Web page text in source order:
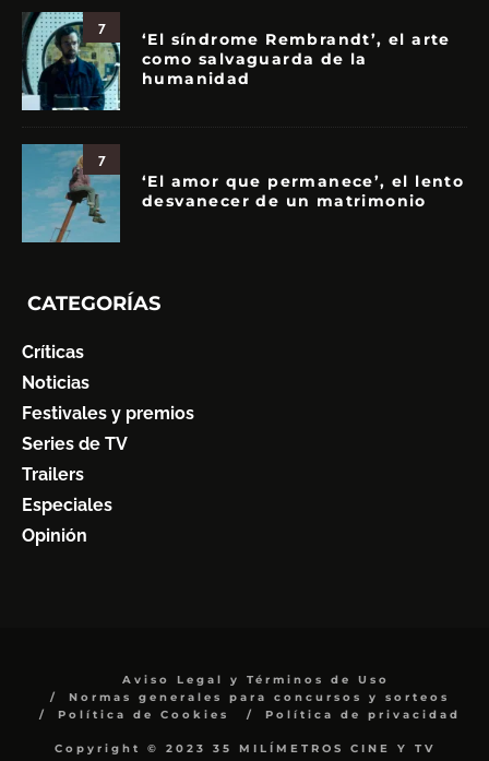
7
‘El síndrome Rembrandt’, el arte
como salvaguarda de la
humanidad
7
‘El amor que permanece’, el lento
desvanecer de un matrimonio
CATEGORÍAS
Críticas
Noticias
Festivales y premios
Series de TV
Trailers
Especiales
Opinión
Aviso Legal y Términos de Uso
Normas generales para concursos y sorteos
Política de Cookies
Política de privacidad
Copyright © 2023 35 MILÍMETROS CINE Y TV